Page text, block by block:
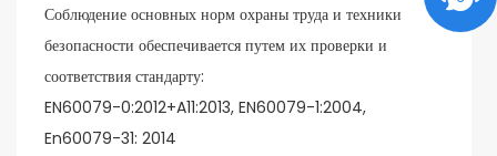
Соблюдение основных норм охраны труда и техники
безопасности обеспечивается путем их проверки и
соответствия стандарту:
EN60079-0:2012+A11:2013, EN60079-1:2004,
En60079-31: 2014